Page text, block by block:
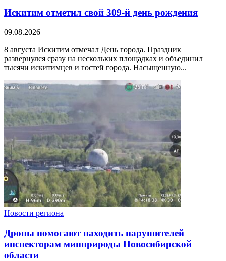
Искитим отметил свой 309-й день рождения
09.08.2026
8 августа Искитим отмечал День города. Праздник
развернулся сразу на нескольких площадках и объединил
тысячи искитимцев и гостей города. Насыщенную...
Новости региона
Дроны помогают находить нарушителей
инспекторам минприроды Новосибирской
области